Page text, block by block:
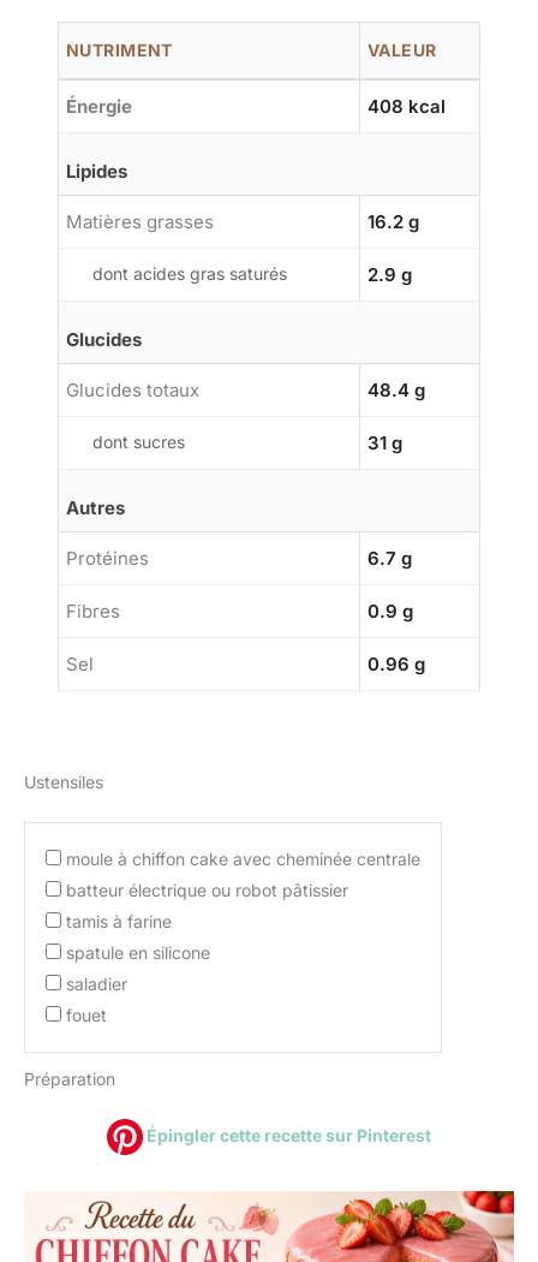
NUTRIMENT VALEUR
Énergie 408 kcal
Lipides
Matières grasses 16.2 g
dont acides gras saturés 2.9 g
Glucides
Glucides totaux 48.4 g
dont sucres 31 g
Autres
Protéines 6.7 g
Fibres 0.9 g
Sel 0.96 g
Ustensiles
moule à chiffon cake avec cheminée centrale
batteur électrique ou robot pâtissier
tamis à farine
spatule en silicone
saladier
fouet
Préparation
Épingler cette recette sur Pinterest